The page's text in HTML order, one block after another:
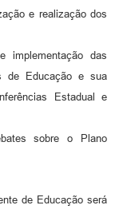
e realização dos
implementação das
de Educação e sua
Estadual e
sobre o Plano
de Educação será